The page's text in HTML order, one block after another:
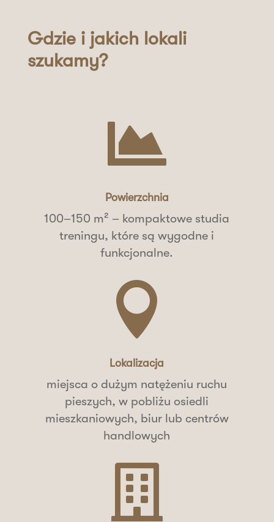
Gdzie i jakich lokali
szukamy?

Powierzchnia
100–150 m² – kompaktowe studia
treningu, które są wygodne i
funkcjonalne.

Lokalizacja
miejsca o dużym natężeniu ruchu
pieszych, w pobliżu osiedli
mieszkaniowych, biur lub centrów
handlowych
